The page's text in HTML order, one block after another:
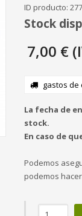
ID producto:
Stock
7,00 €
gastos de
La fecha de
stock.
En caso de
Podemos
podemos